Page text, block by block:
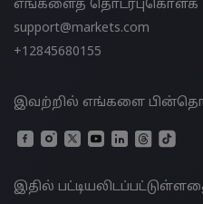
எங்களைத் தொடர்புகொள்க
support@markets.com
+12845680155
இவற்றில் எங்களை
இதில்